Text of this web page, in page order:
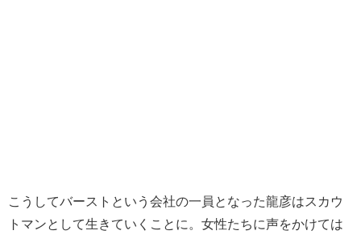
こうしてバーストという会社の一員となった龍彦はスカウ
トマンとして生きていくことに。女性たちに声をかけては